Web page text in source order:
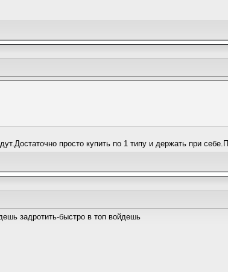
просто купить по 1 типу и держать при
задротить-быстро в топ войдешь